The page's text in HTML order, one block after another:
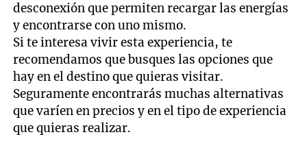
desconexión que permiten recargar las energías
y encontrarse con uno mismo.
Si te interesa vivir esta experiencia, te
recomendamos que busques las opciones que
hay en el destino que quieras visitar.
Seguramente encontrarás muchas alternativas
que varíen en precios y en el tipo de experiencia
que quieras realizar.